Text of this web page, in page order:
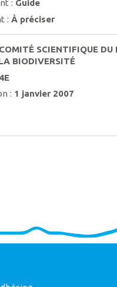
: Guide
:À préciser
COMITÉ SCIENTIFIQUE DU
BIODIVERSITÉ
: 1 janvier 2007